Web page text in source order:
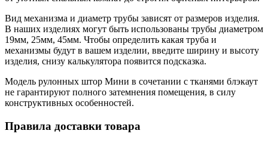
Вид механизма и диаметр трубы зависят от размеров изделия.
В наших изделиях могут быть использованы трубы диаметром
19мм, 25мм, 45мм. Чтобы определить какая труба и
механизмы будут в вашем изделии, введите ширину и высоту
изделия, снизу калькулятора появится подсказка.
Модель рулонных штор Мини в сочетании с тканями блэкаут
не гарантируют полного затемнения помещения, в силу
конструктивных особенностей.
Правила доставки товара